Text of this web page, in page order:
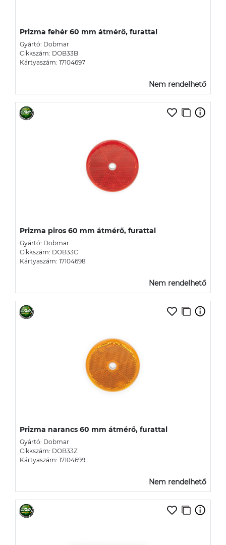
Prizma fehér 60 mm átmérő, furattal
Gyártó: Dobmar
Cikkszám: DOB33B
Kártyaszám: 17104697
Nem rendelhető
Prizma piros 60 mm átmérő, furattal
Gyártó: Dobmar
Cikkszám: DOB33C
Kártyaszám: 17104698
Nem rendelhető
Prizma narancs 60 mm átmérő, furattal
Gyártó: Dobmar
Cikkszám: DOB33Z
Kártyaszám: 17104699
Nem rendelhető